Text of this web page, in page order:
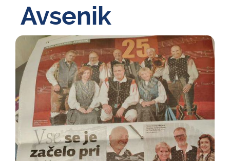
Avsenik